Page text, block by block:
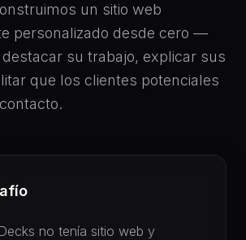
un sitio web
personalizado desde cero —
su trabajo, explicar sus
que los clientes potenciales
no tenía sitio web y